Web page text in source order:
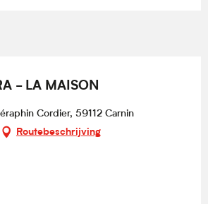
- LA MAISON
Cordier, 59112 Carnin
Routebeschrijving